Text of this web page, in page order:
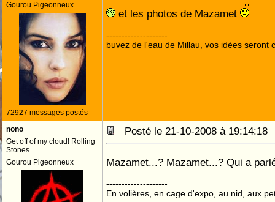
Gourou Pigeonneux
72927 messages postés
et les photos de Mazamet
--------------------
buvez de l'eau de Millau, vos idées seront
nono
Get off of my cloud! Rolling
Stones
Gourou Pigeonneux
Posté le 21-10-2008 à
Mazamet...? Mazamet...? Qui a
--------------------
En volières, en cage d'expo, au nid, aux